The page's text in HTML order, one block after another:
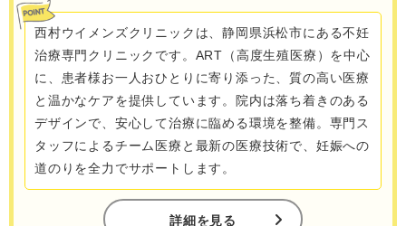
西村ウイメンズクリニックは、静岡県浜松市にある不妊
治療専門クリニックです。ART（高度生殖医療）を中心
に、患者様お一人おひとりに寄り添った、質の高い医療
と温かなケアを提供しています。院内は落ち着きのある
デザインで、安心して治療に臨める環境を整備。専門ス
タッフによるチーム医療と最新の医療技術で、妊娠への
道のりを全力でサポートします。
詳細を見る